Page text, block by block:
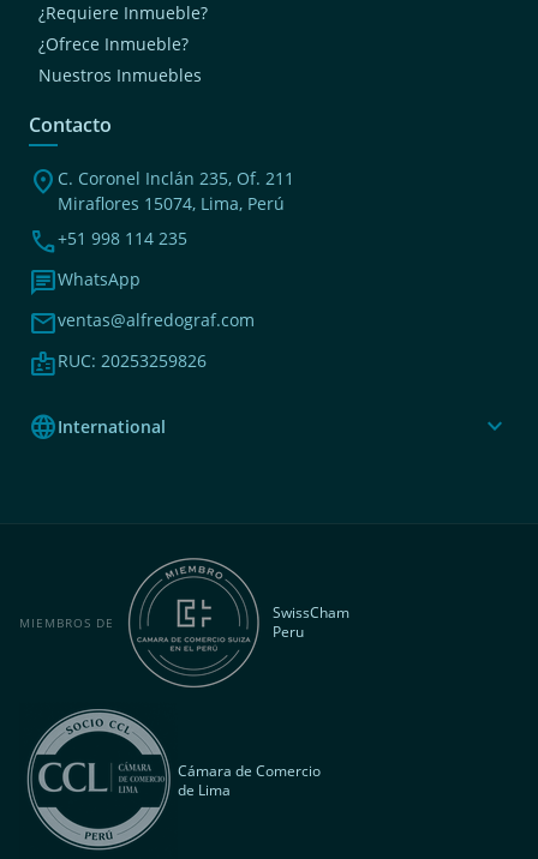
¿Requiere Inmueble?
¿Ofrece Inmueble?
Nuestros Inmuebles
Contacto
location_on C. Coronel Inclán 235, Of. 211
Miraflores 15074, Lima, Perú
phone+51 998 114 235
chatWhatsApp
mailventas@alfredograf.com
badgeRUC: 20253259826
languageInternational expand_more
MIEMBROS DE
SwissCham
Peru
Cámara de Comercio
de Lima